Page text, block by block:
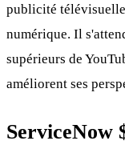
publicité
numérique. Il
supérieurs de
améliorent ses
ServiceNow